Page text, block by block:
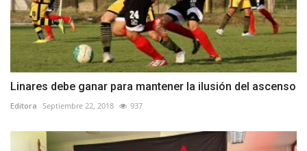
Linares debe ganar para mantener la ilusión del ascenso
Editora Septiembre 22, 2018 937